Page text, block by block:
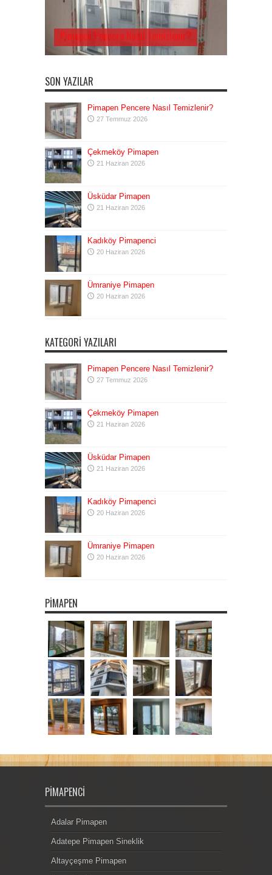
Pimapen Pencere Nasıl Temizlenir?
SON YAZILAR
Pimapen Pencere Nasıl Temizlenir?
27 Temmuz 2026
Çekmeköy Pimapen
21 Haziran 2026
Üsküdar Pimapen
21 Haziran 2026
Kadıköy Pimapenci
20 Haziran 2026
Ümraniye Pimapen
20 Haziran 2026
KATEGORI YAZILARI
Pimapen Pencere Nasıl Temizlenir?
27 Temmuz 2026
Çekmeköy Pimapen
21 Haziran 2026
Üsküdar Pimapen
21 Haziran 2026
Kadıköy Pimapenci
20 Haziran 2026
Ümraniye Pimapen
20 Haziran 2026
PIMAPEN
PIMAPENCI
Adalar Pimapen
Adatepe Pimapen Sineklik
Altayçeşme Pimapen